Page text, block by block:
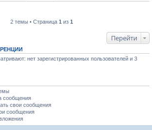
2 темы • Страница 1 из 1
Перейти
нет зарегистрированных пользователей и 3
сообщения
свои сообщения
сообщения